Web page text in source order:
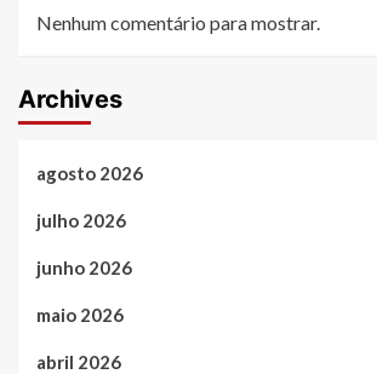
Nenhum comentário para mostrar.
Archives
agosto 2026
julho 2026
junho 2026
maio 2026
abril 2026